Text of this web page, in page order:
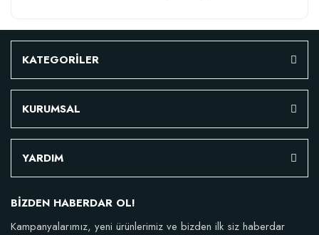
52,18 TL
KATEGORİLER
KURUMSAL
YARDIM
BİZDEN HABERDAR OL!
Kampanyalarımız, yeni ürünlerimiz ve bizden ilk siz haberdar